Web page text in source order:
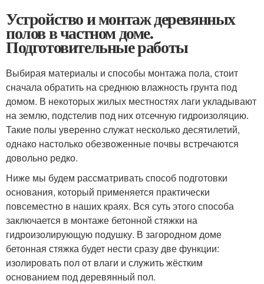
Устройство и монтаж деревянных
полов в частном доме.
Подготовительные работы
Выбирая материалы и способы монтажа пола, стоит
сначала обратить на среднюю влажность грунта под
домом. В некоторых жилых местностях лаги укладывают
на землю, подстелив под них отсечную гидроизоляцию.
Такие полы уверенно служат несколько десятилетий,
однако настолько обезвоженные почвы встречаются
довольно редко.
Ниже мы будем рассматривать способ подготовки
основания, который применяется практически
повсеместно в наших краях. Вся суть этого способа
заключается в монтаже бетонной стяжки на
гидроизолирующую подушку. В загородном доме
бетонная стяжка будет нести сразу две функции:
изолировать пол от влаги и служить жёстким
основанием под деревянный пол.